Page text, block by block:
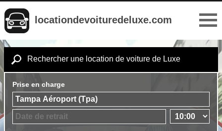
locationdevoituredeluxe.com
Rechercher une location de voiture de Luxe
Prise en charge